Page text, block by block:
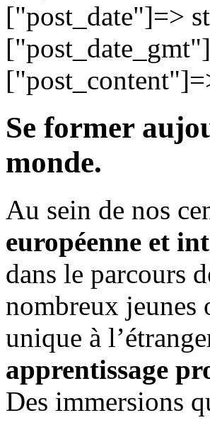
["post_date"]=>
Se former
monde.
Au sein de nos
européenne et
dans le parcours
nombreux jeunes
unique à
apprentissage
Des immersions